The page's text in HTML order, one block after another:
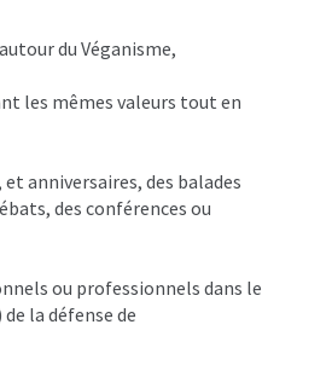
du Véganisme,
les mêmes valeurs tout en
anniversaires, des balades
des conférences ou
ou professionnels dans le
la défense de